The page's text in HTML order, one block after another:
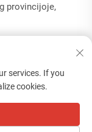
provincijoje,
services. If you
cookies.